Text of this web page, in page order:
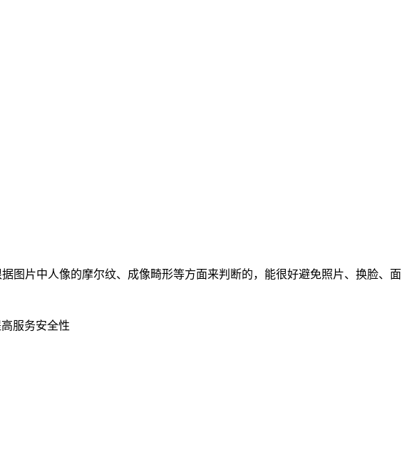
图片中人像的摩尔纹、成像畸形等方面来判断的，能很好避免照片、换脸、面
服务安全性